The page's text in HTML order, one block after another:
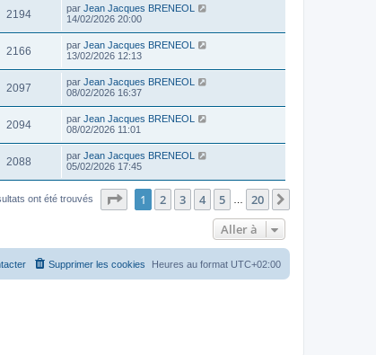
2194 par Jean Jacques BRENEOL
14/02/2026 20:00
2166 par Jean Jacques BRENEOL
13/02/2026 12:13
2097 par Jean Jacques BRENEOL
08/02/2026 16:37
2094 par Jean Jacques BRENEOL
08/02/2026 11:01
2088 par Jean Jacques BRENEOL
05/02/2026 17:45
ont été trouvés Page sur20
1 2 3 4 5 20
Aller à
Heures au format UTC+02:00
Supprimer les cookies